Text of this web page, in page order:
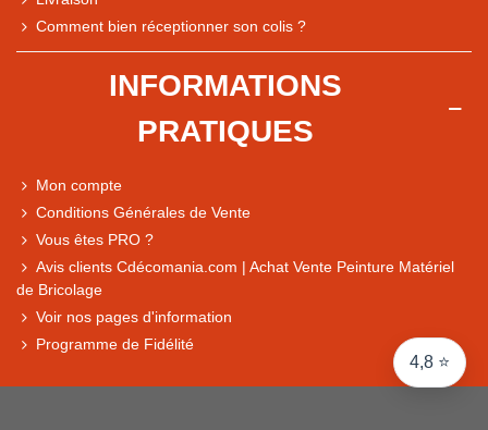
4,8 ⭐
Comparaison des performances du magasin
Express, Chez vous, Point relais, Retrait magasin
Comment bien réceptionner son colis ?
INFORMATIONS
PRATIQUES
Mon compte
Conditions Générales de Vente
Vous êtes PRO ?
Avis clients Cdécomania.com | Achat Vente Peinture Matériel
de Bricolage
Voir nos pages d'information
Programme de Fidélité